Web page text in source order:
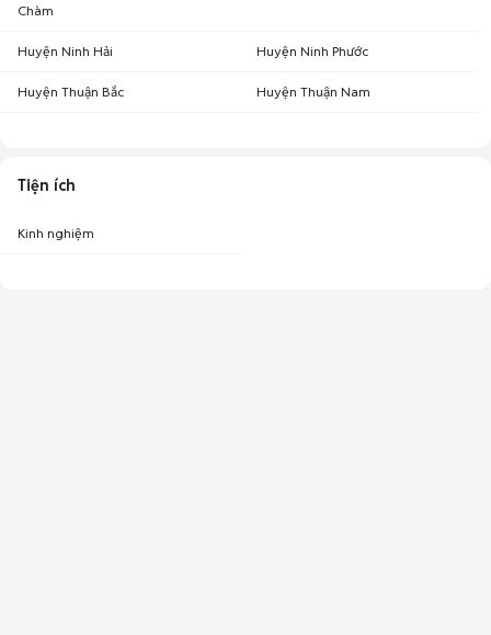
Chàm
Huyện Ninh Hải Huyện Ninh Phước
Huyện Thuận Bắc Huyện Thuận Nam
Tiện ích
Kinh nghiệm